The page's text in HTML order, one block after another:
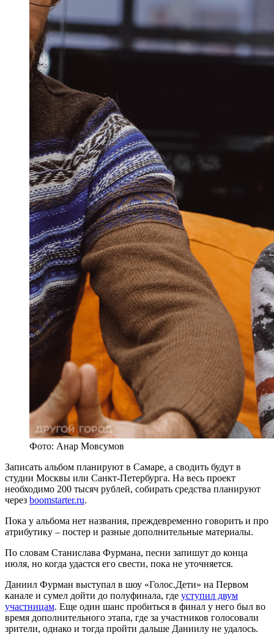
Фото: Анар Мовсумов
Записать альбом планируют в Самаре, а сводить будут в
студии Москвы или Санкт-Петербурга. На весь проект
необходимо 200 тысяч рублей, собирать средства планируют
через boomstarter.ru.
Пока у альбома нет названия, преждевременно говорить и про
атрибутику – постер и разные дополнительные материалы.
По словам Станислава Фурмана, песни запишут до конца
июля, но когда удастся его свести, пока не уточняется.
Даниил Фурман выступал в шоу «Голос.Дети» на Первом
канале и сумел дойти до полуфинала, где уступил двум
участницам. Еще один шанс пробиться в финал у него был во
время дополнительного этапа, где за участников голосовали
зрители, однако и тогда пройти дальше Даниилу не удалось.